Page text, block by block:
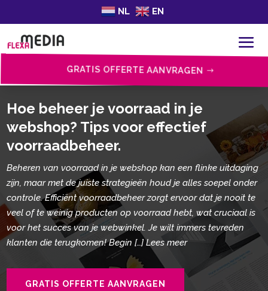
NL EN
GRATIS OFFERTE AANVRAGEN
Hoe beheer je voorraad in je
webshop? Tips voor effectief
voorraadbeheer.​
Beheren van voorraad in je webshop kan een flinke uitdaging
zijn, maar met de juiste strategieën houd je alles soepel onder
controle. Efficiënt voorraadbeheer zorgt ervoor dat je nooit te
veel of te weinig producten op voorraad hebt, wat cruciaal is
voor het succes van je webwinkel. Je wilt immers tevreden
klanten die terugkomen! Begin […] Lees meer
GRATIS OFFERTE AANVRAGEN